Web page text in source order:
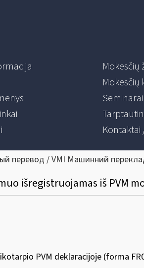
Mokesčių
Seminarai
Kontaktai
перевод / VMI Машинний
išregistruojamas iš PVM
PVM deklaracijoje (forma